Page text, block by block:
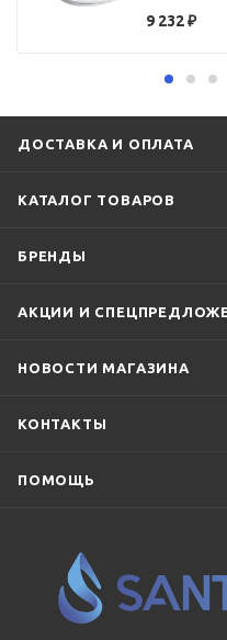
9 232₽
ДОСТАВКА И ОПЛАТА
КАТАЛОГ ТОВАРОВ
БРЕНДЫ
АКЦИИ И
НОВОСТИ МАГАЗИНА
КОНТАКТЫ
ПОМОЩЬ